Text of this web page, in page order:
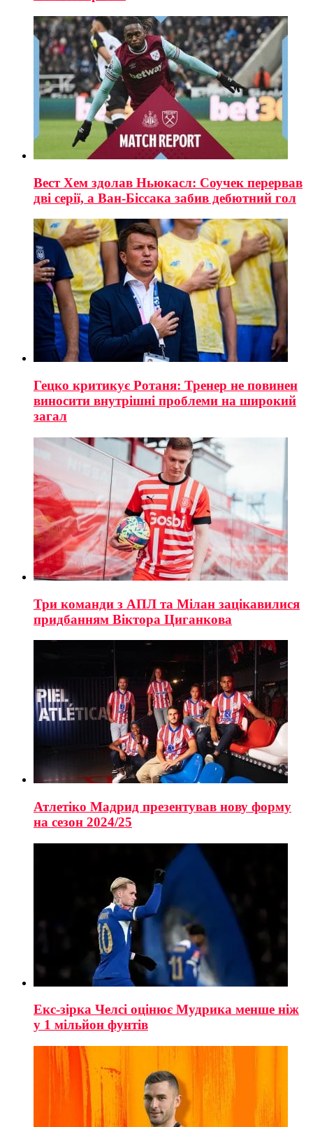
Вест Хем здолав Ньюкасл: Соучек перервав
дві серії, а Ван-Біссака забив дебютний гол
Гецко критикує Ротаня: Тренер не повинен
виносити внутрішні проблеми на широкий
загал
Три команди з АПЛ та Мілан зацікавилися
придбанням Віктора Циганкова
Атлетіко Мадрид презентував нову форму
на сезон 2024/25
Екс-зірка Челсі оцінює Мудрика менше ніж
у 1 мільйон фунтів